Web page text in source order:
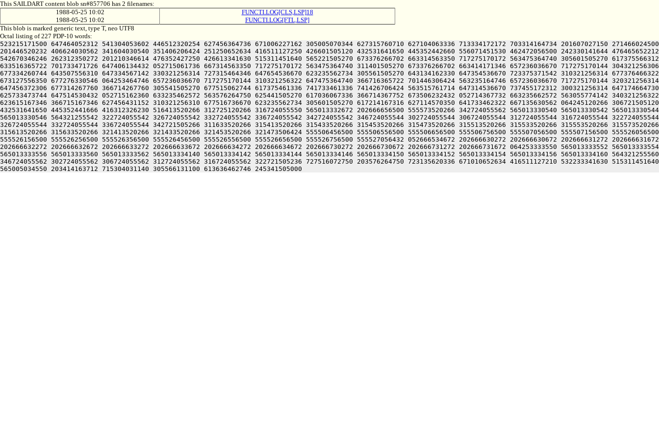
This SAILDART content blob sn#857706 has 2 filenames:
1988-05-25 10:02
FUNCTI.LOG[CLS,LSP]18
1988-05-25 10:02
FUNCTI.LOG[FTL,LSP]
This blob is marked generic text, type T, neo UTF8
Octal listing of 227 PDP-10 words:
523215171500 647464052312 541304053602 446512320254 627456364736 671006227162 305005070344 627315760710 627104063336 713334172172 703314164734 201607027150 271466024500
201446520232 406624030562 341604030540 351406206424 251250652634 416511127250 426601505120 432531641650 445352442660 556071451530 462472056500 242330141644 476465652212
542670346246 262312350272 201210346614 476352427250 426613341630 515311451640 565221505270 673376266702 663314563350 717275170172 563475364740 305601505270 617375566312
633516365722 701733471726 647406134432 052715061736 667314563350 717275170172 563475364740 311401505270 673376266702 663414171346 657236036670 717275170144 304321256306
677334260744 643507556310 647334567142 330321256314 727315464346 647654536670 623235562734 305561505270 643134162330 647354536670 723375371542 310321256314 677376466322
673127556350 677276330546 064253464746 657236036670 717275170144 310321256322 647475364740 366716365722 701446306424 563235164746 657236036670 717275170144 320321256314
647456372306 677314267760 366714267760 305541505270 677515062744 617375461336 741733461336 741426706424 563515761714 647314536670 737455172312 300321256314 647174664730
625733473744 647514530432 052715162360 633235462572 563576264750 625441505270 617036067336 366714367752 673506232432 052714367732 663235662572 563055774142 340321256322
623615167346 366715167346 627456431152 310321256310 677516736670 623235562734 305601505270 617214167316 627114570350 641733462322 667135630562 064245120266 306721505120
432531641650 445352441666 416312326230 516413520266 312725120266 316724055550 565013332672 202666656500 555573520266 342724055562 565013330540 565013330542 565013330544
565013330546 564321255542 322724055542 326724055542 332724055542 336724055542 342724055542 346724055544 302724055544 306724055544 312724055544 316724055544 322724055544
326724055544 332724055544 336724055544 342721505266 311633520266 315413520266 315433520266 315453520266 315473520266 315513520266 315533520266 315553520266 315573520266
315613520266 315633520266 321413520266 321433520266 321453520266 321473506424 555506456500 555506556500 555506656500 555506756500 555507056500 555507156500 555526056500
555526156500 555526256500 555526356500 555526456500 555526556500 555526656500 555526756500 555527056432 052666534672 202666630272 202666630672 202666631272 202666631672
202666632272 202666632672 202666633272 202666633672 202666634272 202666634672 202666730272 202666730672 202666731272 202666731672 064253333550 565013333552 565013333554
565013333556 565013333560 565013333562 565013334140 565013334142 565013334144 565013334146 565013334150 565013334152 565013334154 565013334156 565013334160 564321255560
346724055562 302724055562 306724055562 312724055562 316724055562 322721505236 727516072750 203576264750 723135620336 671010652634 416511127210 532233341630 515311451640
565005034550 203414163712 715304031140 305566131100 613636462746 245341505000